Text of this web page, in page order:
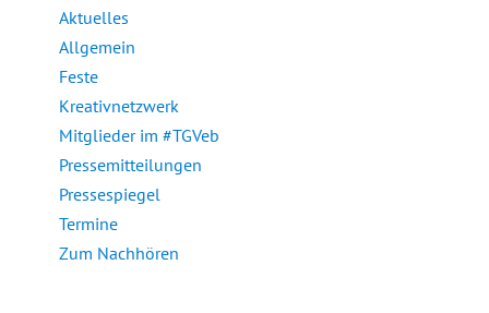
Aktuelles
Allgemein
Feste
Kreativnetzwerk
Mitglieder im #TGVeb
Pressemitteilungen
Pressespiegel
Termine
Zum Nachhören